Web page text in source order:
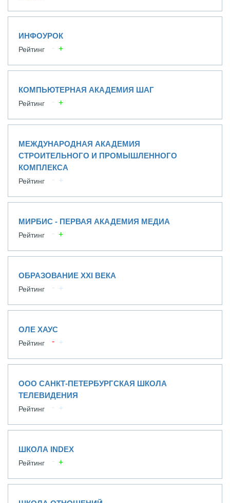
ИНФОУРОК
Рейтинг
КОМПЬЮТЕРНАЯ АКАДЕМИЯ ШАГ
Рейтинг
МЕЖДУНАРОДНАЯ АКАДЕМИЯ
СТРОИТЕЛЬНОГО И ПРОМЫШЛЕННОГО
КОМПЛЕКСА
Рейтинг
МИРБИС - ПЕРВАЯ АКАДЕМИЯ МЕДИА
Рейтинг
ОБРАЗОВАНИЕ XXI ВЕКА
Рейтинг
ОЛЕ ХАУС
Рейтинг
ООО САНКТ-ПЕТЕРБУРГСКАЯ ШКОЛА
ТЕЛЕВИДЕНИЯ
Рейтинг
ШКОЛА INDEX
Рейтинг